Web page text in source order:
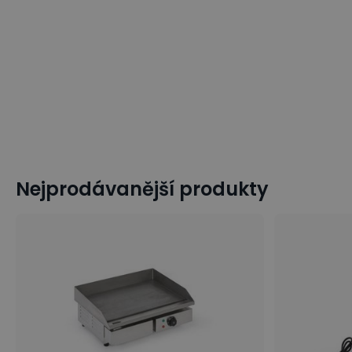
Nejprodávanější produkty